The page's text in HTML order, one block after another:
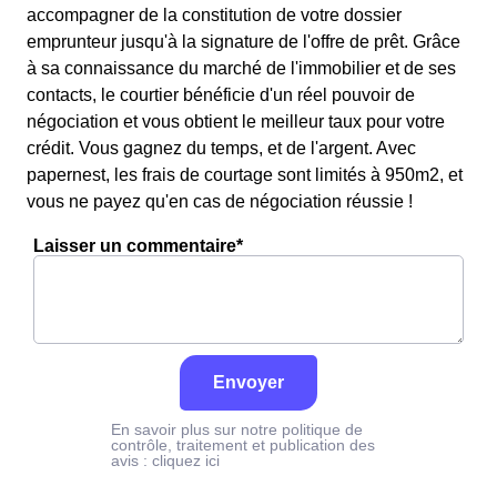
accompagner de la constitution de votre dossier
emprunteur jusqu'à la signature de l'offre de prêt. Grâce
à sa connaissance du marché de l'immobilier et de ses
contacts, le courtier bénéficie d'un réel pouvoir de
négociation et vous obtient le meilleur taux pour votre
crédit. Vous gagnez du temps, et de l'argent. Avec
papernest, les frais de courtage sont limités à 950m2, et
vous ne payez qu'en cas de négociation réussie !
Laisser un commentaire*
Envoyer
En savoir plus sur notre politique de
contrôle, traitement et publication des
avis : cliquez ici